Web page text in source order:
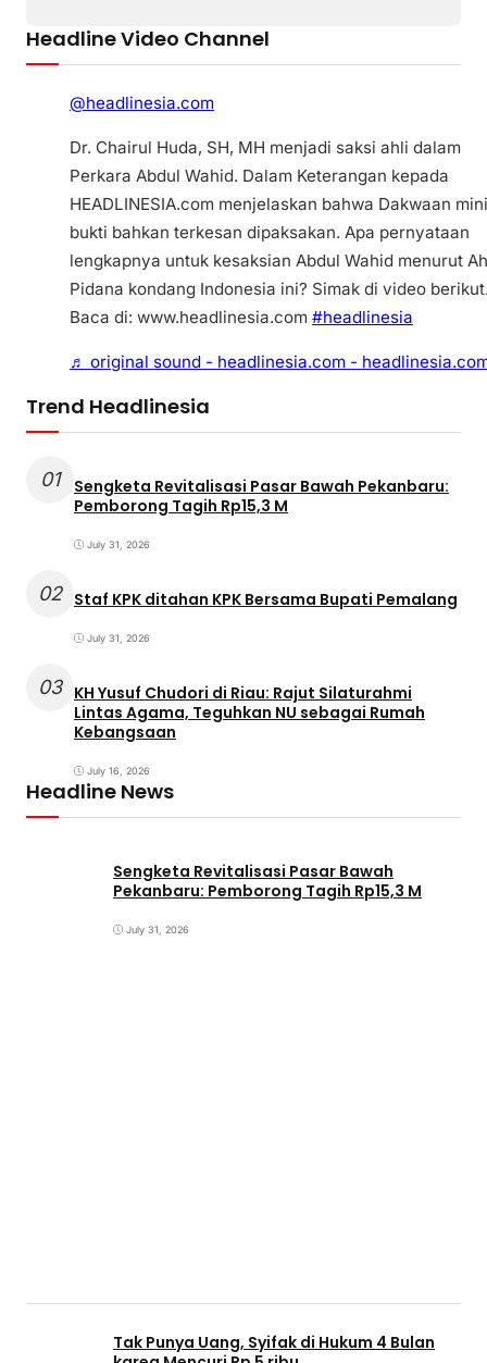
Headline Video Channel
@headlinesia.com
Dr. Chairul Huda, SH, MH menjadi saksi ahli dalam
Perkara Abdul Wahid. Dalam Keterangan kepada
HEADLINESIA.com menjelaskan bahwa Dakwaan
bukti bahkan terkesan dipaksakan. Apa pernyataan
lengkapnya untuk kesaksian Abdul Wahid menurut
Pidana kondang Indonesia ini? Simak di video
Baca di: www.headlinesia.com #headlinesia
♬ original sound - headlinesia.com -
Trend Headlinesia
01
Sengketa Revitalisasi Pasar Bawah Pekanbaru:
Pemborong Tagih Rp15,3 M
July 31, 2026
02 Staf KPK ditahan KPK Bersama Bupati Pemalang
July 31, 2026
03 KH Yusuf Chudori di Riau: Rajut Silaturahmi
Lintas Agama, Teguhkan NU sebagai Rumah
Kebangsaan
July 16, 2026
Headline News
Sengketa Revitalisasi Pasar Bawah
Pekanbaru: Pemborong Tagih Rp15,3 M
July 31, 2026
Tak Punya Uang, Syifak di Hukum 4 Bulan